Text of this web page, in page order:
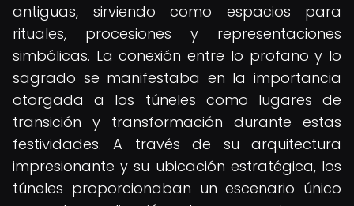
antiguas, sirviendo como espacios para
rituales, procesiones y representaciones
simbólicas. La conexión entre lo profano y lo
sagrado se manifestaba en la importancia
otorgada a los túneles como lugares de
transición y transformación durante estas
festividades. A través de su arquitectura
impresionante y su ubicación estratégica, los
túneles proporcionaban un escenario único